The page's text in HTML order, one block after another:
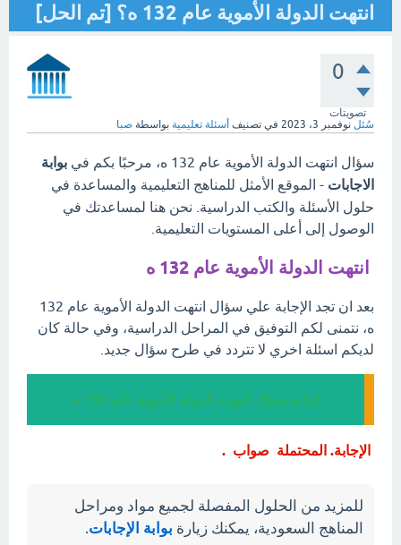
انتهت الدولة الأموية عام 132 ه؟ [تم الحل]
0
تصويتات
سُئل نوفمبر 3، 2023 في تصنيف أسئلة تعليمية بواسطة صبا
سؤال انتهت الدولة الأموية عام 132 ه، مرحبًا بكم في
بوابة
الاجابات - الموقع الأمثل للمناهج التعليمية والمساعدة في
حلول الأسئلة والكتب الدراسية. نحن هنا لمساعدتك في
الوصول إلى أعلى المستويات التعليمية.
انتهت الدولة الأموية عام 132 ه
بعد ان تجد الإجابة علي سؤال انتهت الدولة الأموية عام 132
ه، نتمنى لكم التوفيق في المراحل الدراسية، وفي حالة كان
لديكم اسئلة اخري لا تتردد في طرح سؤال جديد.
إجابة سؤال انتهت الدولة الأموية عام 132 ه
الإجابة. المحتملة صواب .
للمزيد من الحلول المفصلة لجميع مواد ومراحل
المناهج السعودية، يمكنك زيارة بوابة الإجابات.